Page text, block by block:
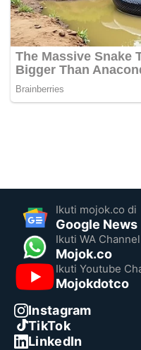
Ikuti mojok.co di
Google News
Ikuti WA Channel
Mojok.co
Ikuti Youtube
Mojokdotco
Instagram
TikTok
LinkedIn